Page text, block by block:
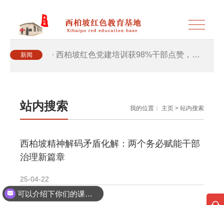
新闻 · 西柏坡红色党建培训获98%干部点赞，…
· 干部培训破解走过场 西柏坡红色教育…
· 2026年干部培训提质增效三大路径，揭…
站内搜索 我的位置： 主页 > 站内搜索
西柏坡精神解码矛盾化解：两个务必赋能干部
治理新篇章
25-04-22